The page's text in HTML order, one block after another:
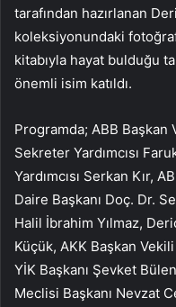
tarafından hazırlanan
koleksiyonundaki
kitabıyla hayat bulduğu
önemli isim katıldı.
Programda; ABB Başkan
Sekreter Yardımcısı
Yardımcısı Serkan Kır,
Daire Başkanı Doç. Dr.
Halil İbrahim Yılmaz,
Küçük, AKK Başkan
YİK Başkanı Şevket
Meclisi Başkanı Nevzat